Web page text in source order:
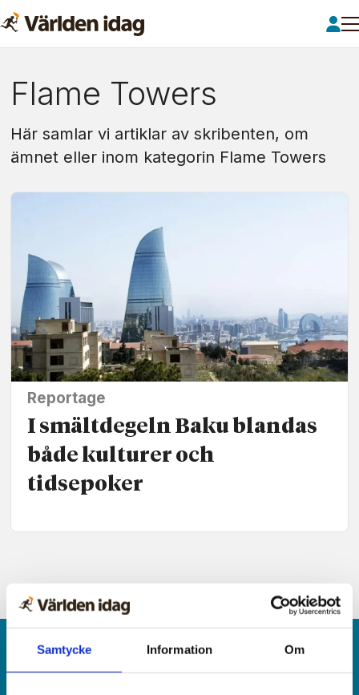
Samtycke Information Om
Om:
flame
towers
Flame Towers
Här samlar vi artiklar av skribenten, om
ämnet eller inom kategorin Flame Towers
Reportage
I smältdegeln Baku blandas
både kulturer och
tidsepoker